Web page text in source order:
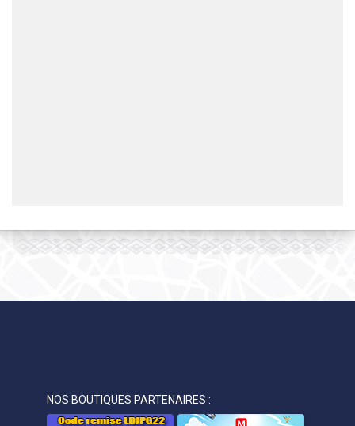
NOS BOUTIQUES PARTENAIRES :